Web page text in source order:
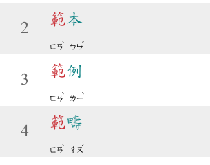
2
範本
ㄈㄢ
ˋ
ㄅㄣ
ˇ
3
範例
ㄈㄢ
ˋ
ㄌㄧ
ˋ
4
範疇
ㄈㄢ
ˋ
ㄔㄡ
ˊ